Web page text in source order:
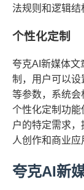
法规则和逻辑结
个性化定制
夸克AI新媒体文
制，用户可以
等参数，系统会
个性化定制功能
户的特定需求
人创作和商业应
夸克AI新